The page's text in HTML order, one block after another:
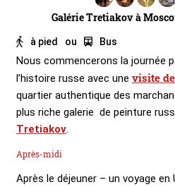
Galérie Tretiakov à
à pied ou Bus
Nous commencerons la journée
l’histoire russe avec une visite
quartier authentique des
plus riche galerie de peinture
Tretiakov
Après-midi
Après le déjeuner – un voyage en